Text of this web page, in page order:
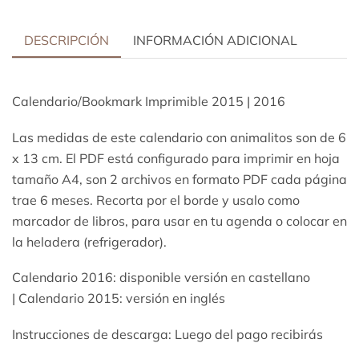
DESCRIPCIÓN INFORMACIÓN ADICIONAL
Calendario/Bookmark Imprimible 2015 | 2016
Las medidas de este calendario con animalitos son de 6
x 13 cm. El PDF está configurado para imprimir en hoja
tamaño A4, son 2 archivos en formato PDF cada página
trae 6 meses. Recorta por el borde y usalo como
marcador de libros, para usar en tu agenda o colocar en
la heladera (refrigerador).
Calendario 2016: disponible versión en castellano
| Calendario 2015: versión en inglés
Instrucciones de descarga: Luego del pago recibirás